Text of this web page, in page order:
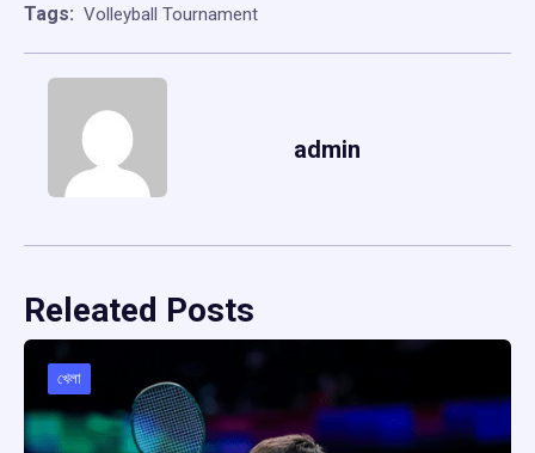
Tags: Volleyball Tournament
admin
Releated Posts
খেলা